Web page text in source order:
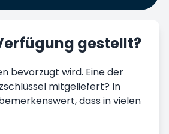
gestellt?
bevorzugt wird. Eine der
mitgeliefert? In
dass in vielen